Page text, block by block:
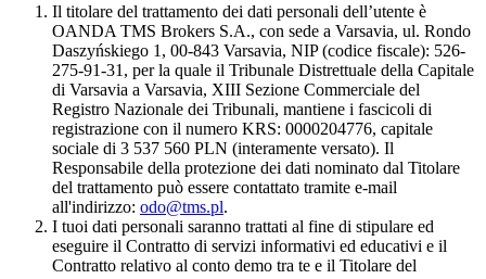
Il titolare del trattamento dei dati personali dell’utente è
OANDA TMS Brokers S.A., con sede a Varsavia, ul. Rondo
Daszyńskiego 1, 00-843 Varsavia, NIP (codice fiscale): 526-
275-91-31, per la quale il Tribunale Distrettuale della Capitale
di Varsavia a Varsavia, XIII Sezione Commerciale del
Registro Nazionale dei Tribunali, mantiene i fascicoli di
registrazione con il numero KRS: 0000204776, capitale
sociale di 3 537 560 PLN (interamente versato). Il
Responsabile della protezione dei dati nominato dal Titolare
del trattamento può essere contattato tramite e-mail
all'indirizzo: odo@tms.pl.
I tuoi dati personali saranno trattati al fine di stipulare ed
eseguire il Contratto di servizi informativi ed educativi e il
Contratto relativo al conto demo tra te e il Titolare del